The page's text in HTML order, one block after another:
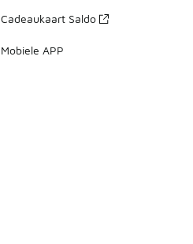
Cadeaukaart Saldo
Mobiele APP